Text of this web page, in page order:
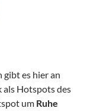
gibt es hier an
als Hotspots des
um Ruhe